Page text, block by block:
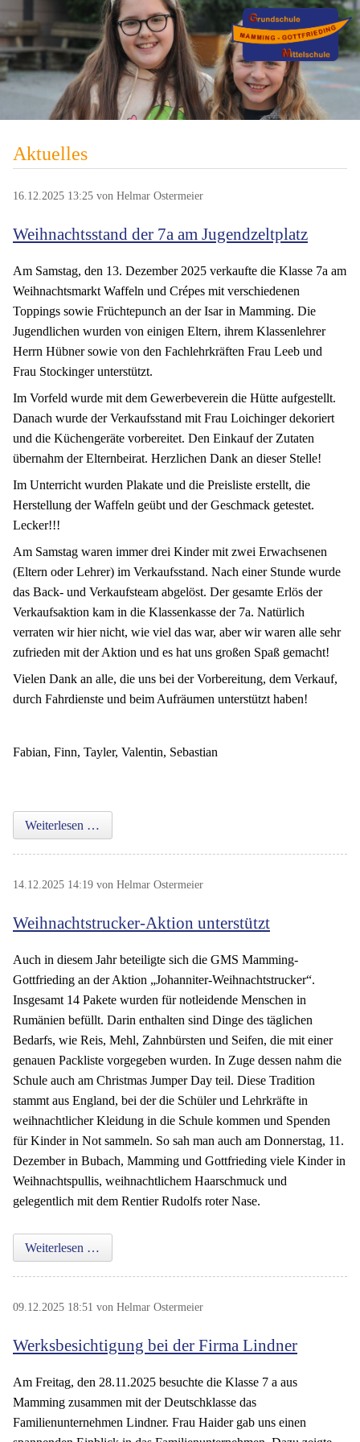
Aktuelles
16.12.2025 13:25 von Helmar Ostermeier
Weihnachtsstand der 7a am Jugendzeltplatz
Am Samstag, den 13. Dezember 2025 verkaufte die Klasse 7a am
Weihnachtsmarkt Waffeln und Crépes mit verschiedenen
Toppings sowie Früchtepunch an der Isar in Mamming. Die
Jugendlichen wurden von einigen Eltern, ihrem Klassenlehrer
Herrn Hübner sowie von den Fachlehrkräften Frau Leeb und
Frau Stockinger unterstützt.
Im Vorfeld wurde mit dem Gewerbeverein die Hütte aufgestellt.
Danach wurde der Verkaufsstand mit Frau Loichinger dekoriert
und die Küchengeräte vorbereitet. Den Einkauf der Zutaten
übernahm der Elternbeirat. Herzlichen Dank an dieser Stelle!
Im Unterricht wurden Plakate und die Preisliste erstellt, die
Herstellung der Waffeln geübt und der Geschmack getestet.
Lecker!!!
Am Samstag waren immer drei Kinder mit zwei Erwachsenen
(Eltern oder Lehrer) im Verkaufsstand. Nach einer Stunde wurde
das Back- und Verkaufsteam abgelöst. Der gesamte Erlös der
Verkaufsaktion kam in die Klassenkasse der 7a. Natürlich
verraten wir hier nicht, wie viel das war, aber wir waren alle sehr
zufrieden mit der Aktion und es hat uns großen Spaß gemacht!
Vielen Dank an alle, die uns bei der Vorbereitung, dem Verkauf,
durch Fahrdienste und beim Aufräumen unterstützt haben!
Fabian, Finn, Tayler, Valentin, Sebastian
Weiterlesen …
14.12.2025 14:19 von Helmar Ostermeier
Weihnachtstrucker-Aktion unterstützt
Auch in diesem Jahr beteiligte sich die GMS Mamming-
Gottfrieding an der Aktion „Johanniter-Weihnachtstrucker“.
Insgesamt 14 Pakete wurden für notleidende Menschen in
Rumänien befüllt. Darin enthalten sind Dinge des täglichen
Bedarfs, wie Reis, Mehl, Zahnbürsten und Seifen, die mit einer
genauen Packliste vorgegeben wurden. In Zuge dessen nahm die
Schule auch am Christmas Jumper Day teil. Diese Tradition
stammt aus England, bei der die Schüler und Lehrkräfte in
weihnachtlicher Kleidung in die Schule kommen und Spenden
für Kinder in Not sammeln. So sah man auch am Donnerstag, 11.
Dezember in Bubach, Mamming und Gottfrieding viele Kinder in
Weihnachtspullis, weihnachtlichem Haarschmuck und
gelegentlich mit dem Rentier Rudolfs roter Nase.
Weiterlesen …
09.12.2025 18:51 von Helmar Ostermeier
Werksbesichtigung bei der Firma Lindner
Am Freitag, den 28.11.2025 besuchte die Klasse 7 a aus
Mamming zusammen mit der Deutschklasse das
Familienunternehmen Lindner. Frau Haider gab uns einen